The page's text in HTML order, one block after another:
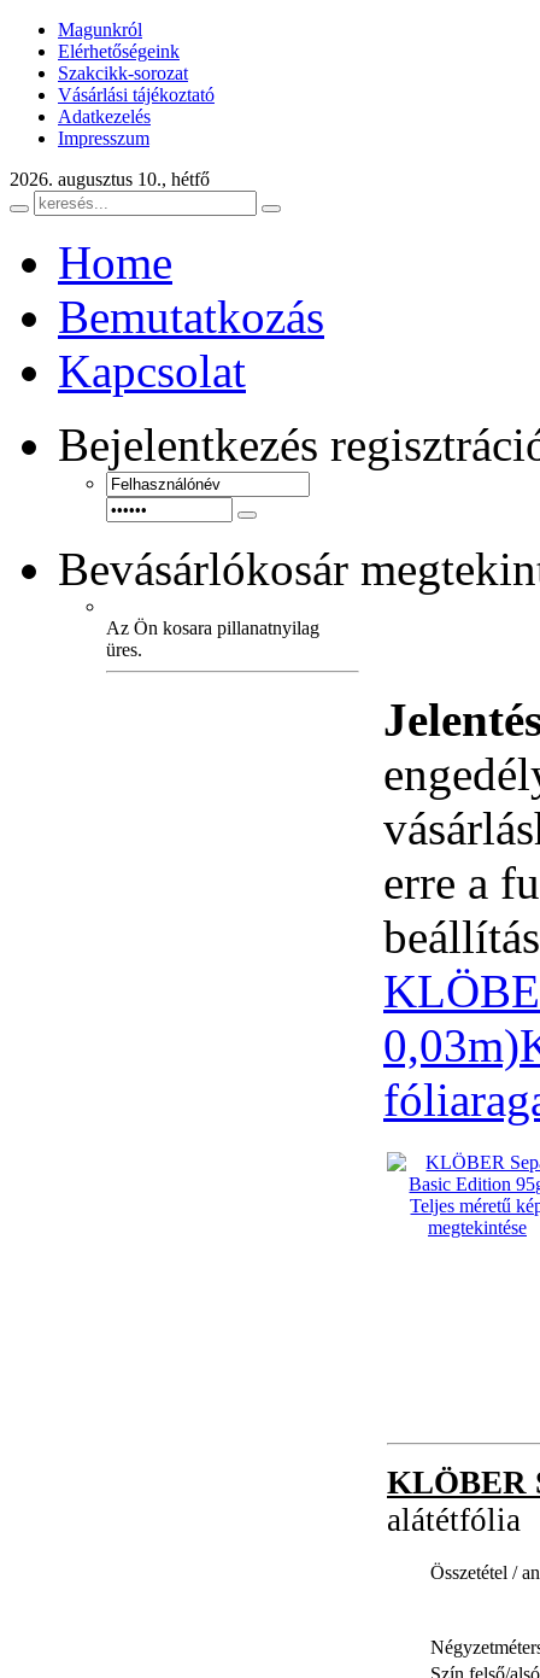
Magunkról
Elérhetőségeink
Szakcikk-sorozat
Vásárlási tájékoztató
Adatkezelés
Impresszum
2026. augusztus 10., hétfő
Home
Bemutatkozás
Kapcsolat
Bejelentkezés
Bevásárlókosár
Az Ön kosara pillanatnyilag
üres.
erre a
0,03m)
Teljes méretű
megtekintése
KLÖBER
alátétfólia
Összetétel /
Szín felső/